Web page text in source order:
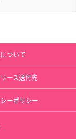
ついて
ース送付先
ーポリシー